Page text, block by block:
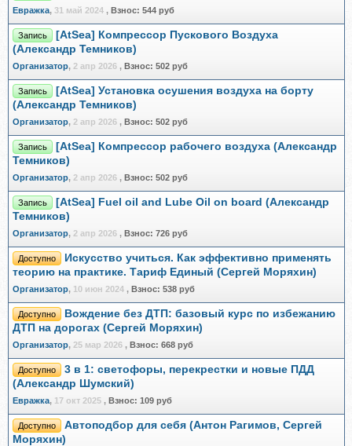
Евражкa, 31 май 2024 , Взнос: 544 руб
Запись
[AtSea] Компрессор Пускового Воздуха
(Александр Темников)
Организатор, 2 апр 2026 , Взнос: 502 руб
Запись
[AtSea] Установка осушения воздуха на борту
(Александр Темников)
Организатор, 2 апр 2026 , Взнос: 502 руб
Запись
[AtSea] Компрессор рабочего воздуха (Александр
Темников)
Организатор, 2 апр 2026 , Взнос: 502 руб
Запись
[AtSea] Fuel oil and Lube Oil on board (Александр
Темников)
Организатор, 2 апр 2026 , Взнос: 726 руб
Доступно
Искусство учиться. Как эффективно применять
теорию на практике. Тариф Единый (Сергей Моряхин)
Организатор, 10 июн 2024 , Взнос: 538 руб
Доступно
Вождение без ДТП: базовый курс по избежанию
ДТП на дорогах (Сергей Моряхин)
Организатор, 25 мар 2026 , Взнос: 668 руб
Доступно
3 в 1: светофоры, перекрестки и новые ПДД
(Александр Шумский)
Евражкa, 17 окт 2025 , Взнос: 109 руб
Доступно
Автоподбор для себя (Антон Рагимов, Сергей
Моряхин)